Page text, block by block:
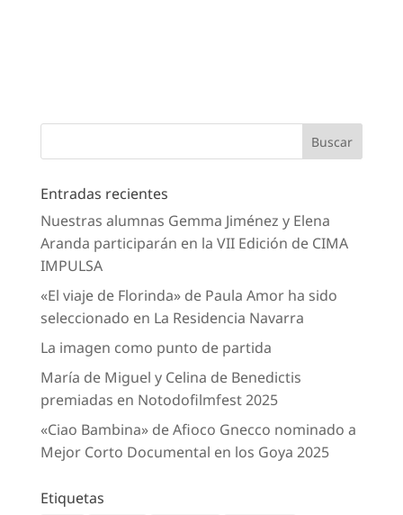
Entradas recientes
Nuestras alumnas Gemma Jiménez y Elena
Aranda participarán en la VII Edición de CIMA
IMPULSA
«El viaje de Florinda» de Paula Amor ha sido
seleccionado en La Residencia Navarra
La imagen como punto de partida
María de Miguel y Celina de Benedictis
premiadas en Notodofilmfest 2025
«Ciao Bambina» de Afioco Gnecco nominado a
Mejor Corto Documental en los Goya 2025
Etiquetas